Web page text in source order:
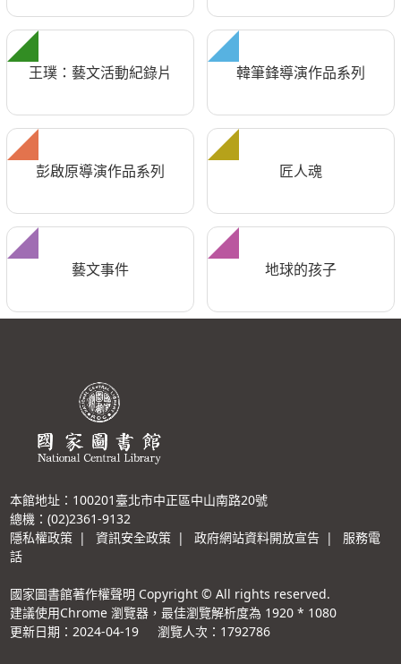
王璞：藝文活動紀錄片 韓筆鋒導演作品系列
彭啟原導演作品系列 匠人魂
藝文事件 地球的孩子
本館地址：100201臺北市中正區中山南路20號
總機：(02)2361-9132
隱私權政策 | 資訊安全政策 | 政府網站資料開放宣告 |
服務電
話
國家圖書館著作權聲明 Copyright © All rights reserved.
建議使用Chrome 瀏覽器，最佳瀏覽解析度為 1920 * 1080
更新日期：2024-04-19
瀏覽人次：1792786